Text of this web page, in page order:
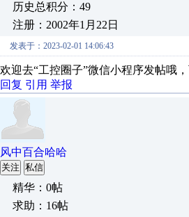
历史总积分：49
注册：2002年1月22日
发表于：2023-02-01 14:06:43
欢迎去“工控圈子”微信小程序发帖哦
回复 引用 举报
风中百合哈哈
关注 私信
精华：0帖
求助：16帖